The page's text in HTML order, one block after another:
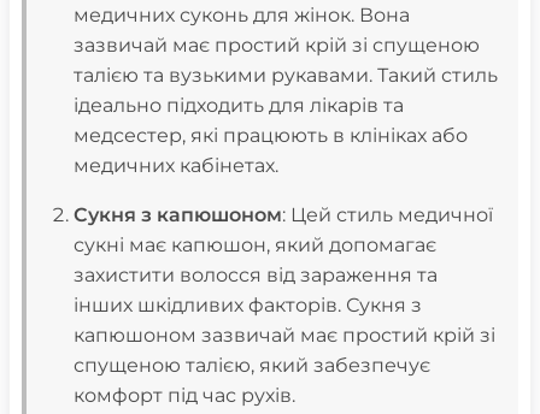
медичних суконь для жінок. Вона
зазвичай має простий крій зі спущеною
талією та вузькими рукавами. Такий стиль
ідеально підходить для лікарів та
медсестер, які працюють в клініках або
медичних кабінетах.
Сукня з капюшоном: Цей стиль медичної
сукні має капюшон, який допомагає
захистити волосся від зараження та
інших шкідливих факторів. Сукня з
капюшоном зазвичай має простий крій зі
спущеною талією, який забезпечує
комфорт під час рухів.